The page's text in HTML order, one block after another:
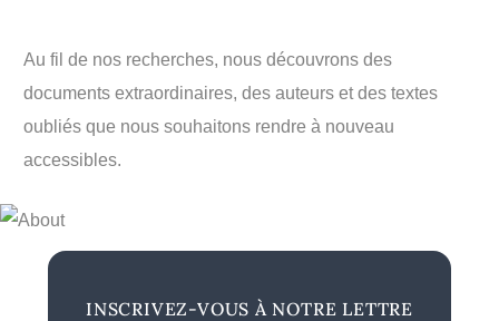
Au fil de nos recherches, nous découvrons des
documents extraordinaires, des auteurs et des textes
oubliés que nous souhaitons rendre à nouveau
accessibles.
INSCRIVEZ-VOUS À NOTRE LETTRE